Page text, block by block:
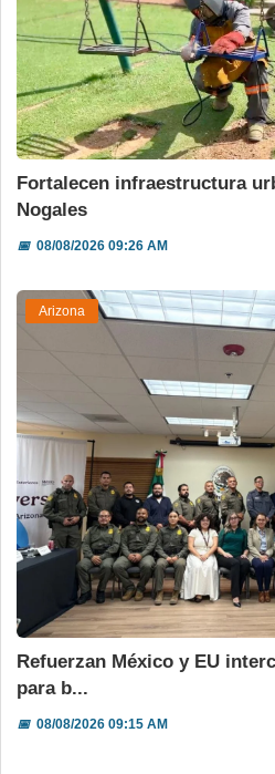
Fortalecen infraestructura
Nogales
📅08/08/2026 09:26 AM
Arizona
Refuerzan México y EU
para b...
📅08/08/2026 09:15 AM